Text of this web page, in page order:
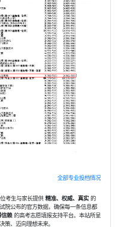
全部专业投档情况
考生与家长提供 精准、权威、真实的
院公布的官方数据，确保每一条信息都
信赖 的高考志愿填报支持平台。本站所呈
策、迈向理想未来。